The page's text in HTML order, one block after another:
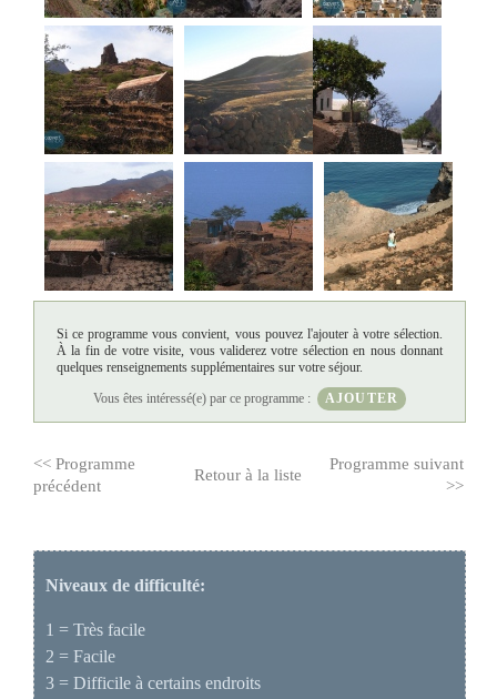
Si ce programme vous convient, vous pouvez l'ajouter à votre sélection.
À la fin de votre visite, vous validerez votre sélection en nous donnant
quelques renseignements supplémentaires sur votre séjour.
Vous êtes intéressé(e) par ce programme :
AJOUTER
<< Programme
précédent
Retour à la liste
Programme suivant
>>
Niveaux de difficulté:
1 = Très facile
2 = Facile
3 = Difficile à certains endroits